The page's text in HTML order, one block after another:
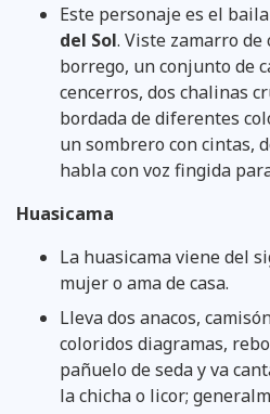
Este personaje es el
del Sol. Viste zamarro de
borrego, un conjunto de
cencerros, dos chalinas
bordada de diferentes
un sombrero con cintas,
habla con voz fingida
Huasicama
La huasicama viene del
mujer o ama de casa.
Lleva dos anacos,
coloridos diagramas,
pañuelo de seda y va
la chicha o licor;